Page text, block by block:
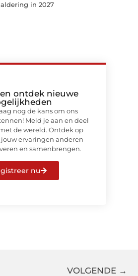
in 2027
ontdek nieuwe
nog de kans om ons
Meld je aan en deel
de wereld. Ontdek op
ervaringen anderen
en samenbrengen.
nu
VOLGENDE →